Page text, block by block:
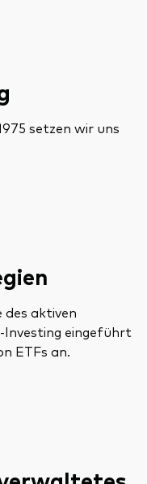
setzen wir uns
des aktiven
Investing eingeführt
ETFs an.